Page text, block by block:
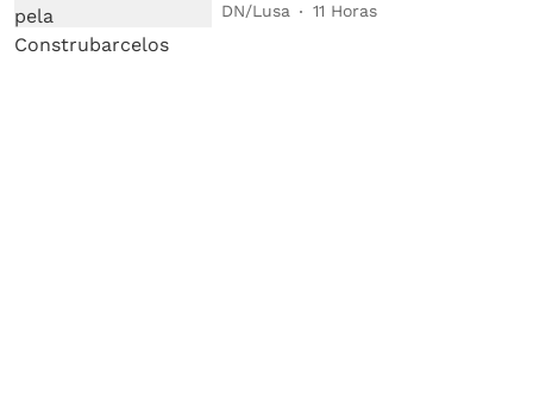
DN/Lusa 11 Horas